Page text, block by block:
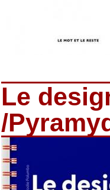
Le
/